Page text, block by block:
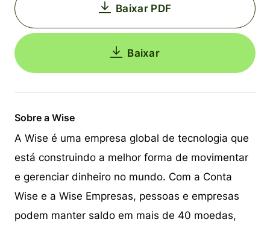
Baixar PDF
Baixar
Sobre a Wise
A Wise é uma empresa global de tecnologia que
está construindo a melhor forma de movimentar
e gerenciar dinheiro no mundo. Com a Conta
Wise e a Wise Empresas, pessoas e empresas
podem manter saldo em mais de 40 moedas,